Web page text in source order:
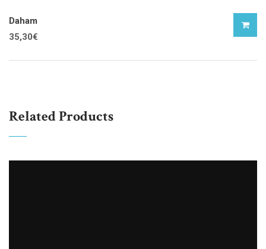
Daham
35,30€
Related Products